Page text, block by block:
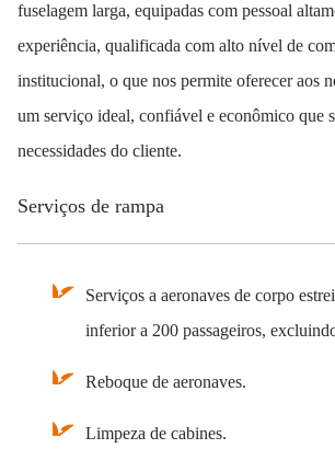
fuselagem larga, equipadas com pessoal
experiência, qualificada com alto nível de
institucional, o que nos permite oferecer aos
um serviço ideal, confiável e econômico que
necessidades do cliente.
Serviços de rampa
Serviços a aeronaves de corpo
inferior a 200 passageiros,
Reboque de aeronaves.
Limpeza de cabines.